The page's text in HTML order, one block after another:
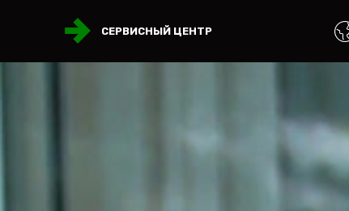
СЕРВИСНЫЙ ЦЕНТР